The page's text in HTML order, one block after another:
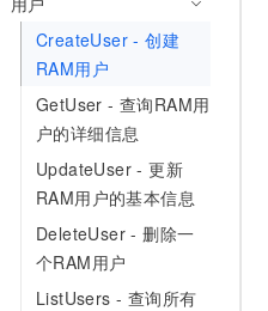
CreateUser - 创建
RAM用户
GetUser - 查询RAM用
户的详细信息
UpdateUser - 更新
RAM用户的基本信息
DeleteUser - 删除一
个RAM用户
ListUsers - 查询所有